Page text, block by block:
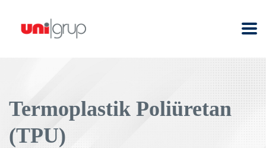
Termoplastik Poliüretan
(TPU)